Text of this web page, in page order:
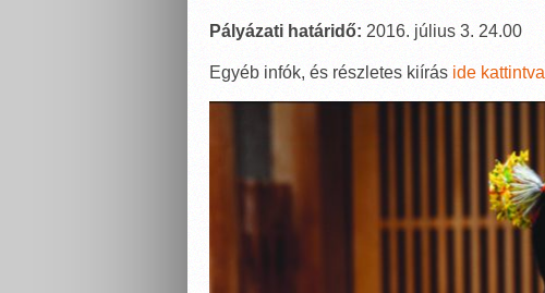
Pályázati határidő: 2016. július 3. 24.00
Egyéb infók, és részletes kiírás ide kattintva